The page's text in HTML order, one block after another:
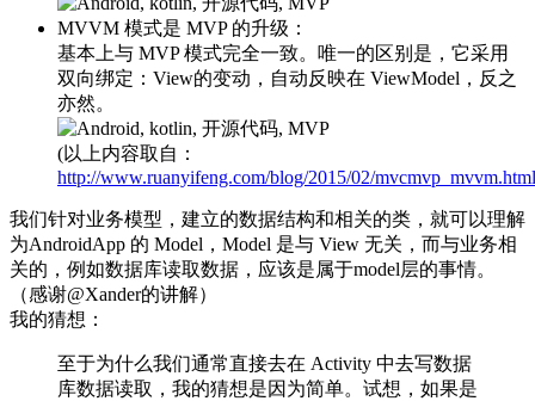
MVVM 模式是 MVP 的升级：
基本上与 MVP 模式完全一致。唯一的区别是，它采用
双向绑定：View的变动，自动反映在 ViewModel，反之
亦然。
(以上内容取自：
http://www.ruanyifeng.com/blog/2015/02/mvcmvp_mvvm.html
我们针对业务模型，建立的数据结构和相关的类，就可以理解
为AndroidApp 的 Model，Model 是与 View 无关，而与业务相
关的，例如数据库读取数据，应该是属于model层的事情。
（感谢@Xander的讲解）
我的猜想：
至于为什么我们通常直接去在 Activity 中去写数据
库数据读取，我的猜想是因为简单。试想，如果是